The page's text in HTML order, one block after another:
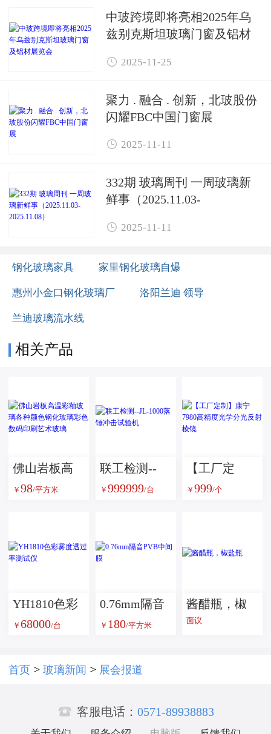
中玻跨境即将亮相2025年乌
兹别克斯坦玻璃门窗及铝材
 2025-11-25
聚力 . 融合 . 创新，北玻股份
闪耀FBC中国门窗展
 2025-11-11
332期 玻璃周刊 一周玻璃新
鲜事（2025.11.03-
 2025-11-11
钢化玻璃家具 家里钢化玻璃自爆
惠州小金口钢化玻璃厂 洛阳兰迪 领导
兰迪玻璃流水线
相关产品
佛山岩板高
温彩釉玻璃
数码印刷艺
￥ 98/平方米
联工检测--
JL-1000落锤
￥ 999999/台
【工厂定
制】康宁
射棱镜
￥ 999/个
YH1810色彩
雾度透过率
￥ 68000/台
0.76mm隔音
PVB中间膜
￥ 180/平方米
酱醋瓶，椒
盐瓶
面议
首页 > 玻璃新闻 > 展会报道
 客服电话： 0571-89938883